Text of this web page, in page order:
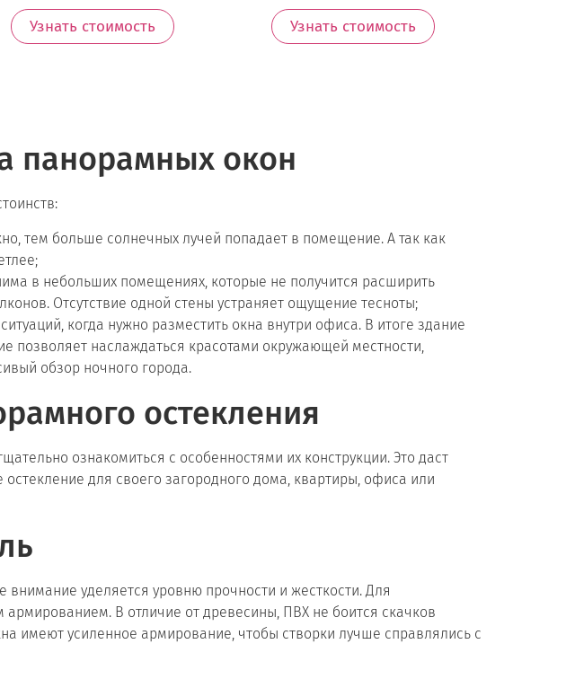
Узнать стоимость Узнать стоимость
панорамных окон
тем больше солнечных лучей попадает в помещение. А так как
в небольших помещениях, которые не получится расширить
Отсутствие одной стены устраняет ощущение тесноты;
когда нужно разместить окна внутри офиса. В итоге здание
позволяет наслаждаться красотами окружающей местности,
обзор ночного города.
остекления
ознакомиться с особенностями их конструкции. Это даст
для своего загородного дома, квартиры, офиса или
уделяется уровню прочности и жесткости. Для
В отличие от древесины, ПВХ не боится скачков
имеют усиленное армирование, чтобы створки лучше справлялись с